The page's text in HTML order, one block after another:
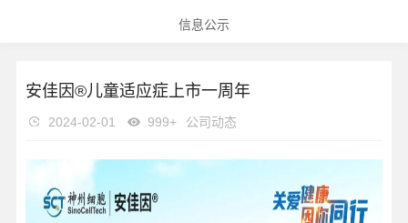
信息公示
安佳因®儿童适应症上市一周年
2024-02-01 999+ 公司动态